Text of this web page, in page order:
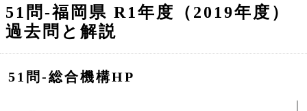
51問‐福岡県 R1年度（2019年度）
過去問と解説
51問‐総合機構HP